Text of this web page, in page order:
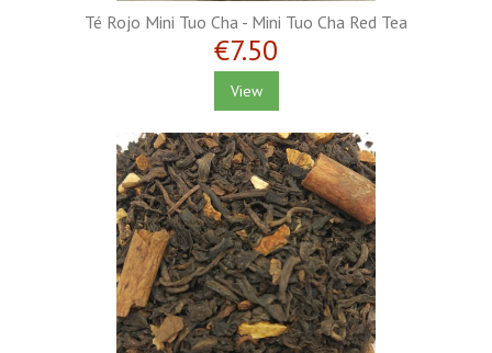
Té Rojo Mini Tuo Cha - Mini Tuo Cha Red Tea
€7.50
View